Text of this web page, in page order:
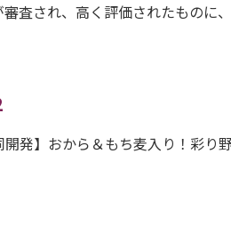
査され、高く評価されたもの
】おから＆もち麦入り！彩り